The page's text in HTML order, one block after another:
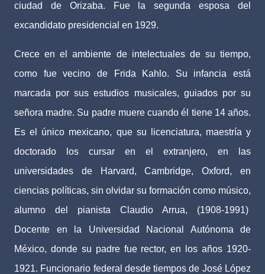
ciudad de Orizaba. Fue la segunda esposa del
excandidato presidencial en 1929.
Crece en el ambiente de intelectuales de su tiempo,
como fue vecino de Frida Kahlo. Su infancia está
marcada por sus estudios musicales, guiados por su
señora madre. Su padre muere cuando él tiene 14 años.
Es el único mexicano, que su licenciatura, maestría y
doctorado los cursar en el extranjero, en las
universidades de Harvard, Cambridge, Oxford, en
ciencias políticas, sin olvidar su formación como músico,
alumno del pianista Claudio Arrua, (1908-1991)
Docente en la Universidad Nacional Autónoma de
México, donde su padre fue rector, en los años 1920-
1921. Funcionario federal desde tiempos de José López